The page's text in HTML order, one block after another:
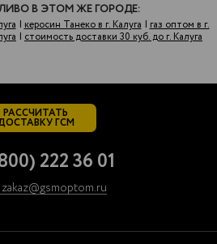
В ЭТОМ ЖЕ ГОРОДЕ:
| керосин Танеко в г. Калуга | газ оптом в г.
| стоимость доставки 30 куб. до г. Калуга
РАССЧИТАТЬ
ГСМ
222 36 01